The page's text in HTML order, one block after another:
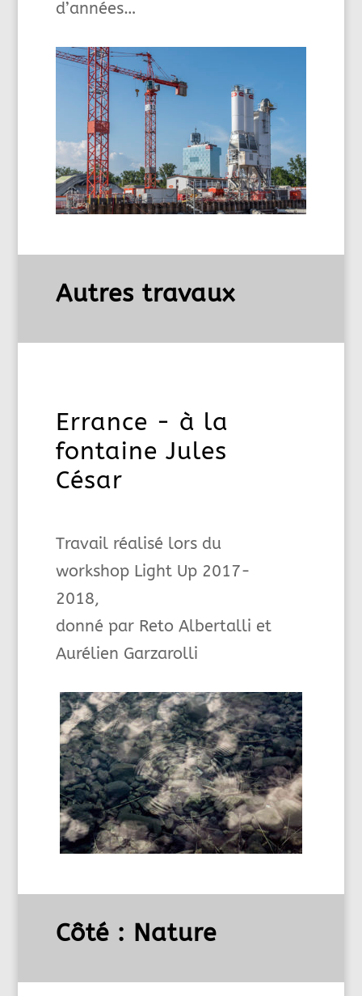
d’années…
Autres travaux
Errance - à la
fontaine Jules
César
Travail réalisé lors du
workshop Light Up 2017-
2018,
donné par Reto Albertalli et
Aurélien Garzarolli
Côté : Nature